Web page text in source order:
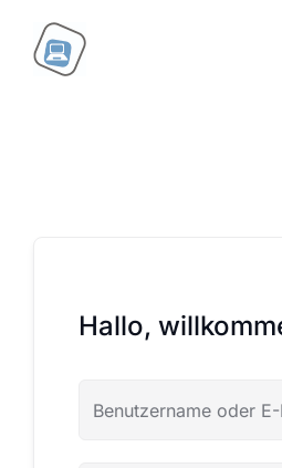
Inhalt
springen
Hallo,